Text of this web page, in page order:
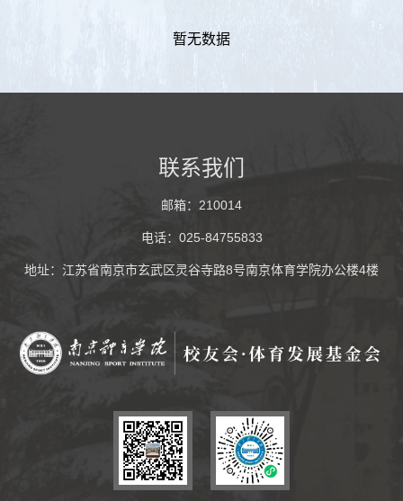
暂无数据
联系我们
邮箱：210014
电话：025-84755833
地址：江苏省南京市玄武区灵谷寺路8号南京体育学院办公楼4楼